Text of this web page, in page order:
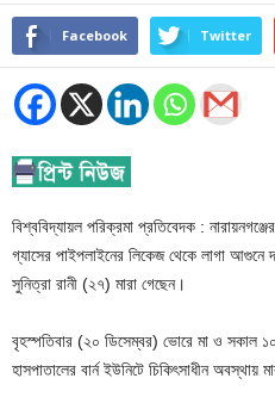
Facebook Twitter
বিশ্ববিদ্যায়ল পরিক্রমা প্রতিবেদক :
গ্যাসের পাইপলাইনের লিকেজ থেকে লাগা আগুনে
সুনিত্রা রানী (২৭) মারা গেছেন।
বৃহস্পতিবার (২০ ডিসেম্বর) ভোরে মা ও সকাল
হাসপাতালের বার্ন ইউনিটে চিকিৎসাধীন অবস্থায়